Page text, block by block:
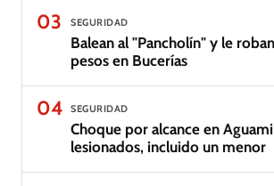
03 SEGURIDAD
Balean al "Pancholín" y le
pesos en Bucerías
04 SEGURIDAD
Choque por alcance en
lesionados, incluido un menor